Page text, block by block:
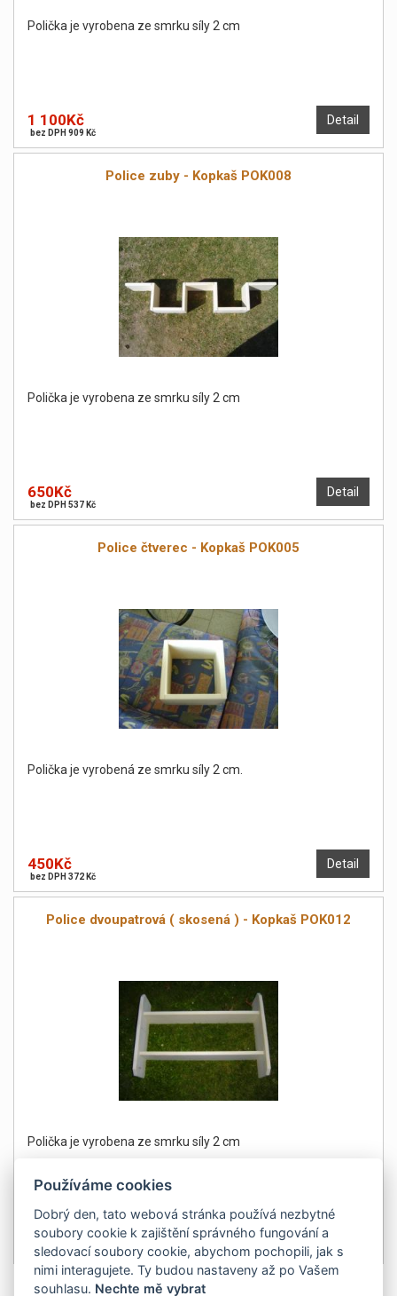
Polička je vyrobena ze smrku síly 2 cm
Detail
1 100Kč
bez DPH 909 Kč
Police zuby - Kopkaš POK008
Polička je vyrobena ze smrku síly 2 cm
Detail
650Kč
bez DPH 537 Kč
Police čtverec - Kopkaš POK005
Polička je vyrobená ze smrku síly 2 cm.
Detail
450Kč
bez DPH 372 Kč
Police dvoupatrová ( skosená ) - Kopkaš POK012
Polička je vyrobena ze smrku síly 2 cm
Detail
750Kč
bez DPH 620 Kč
Používáme cookies
Dobrý den, tato webová stránka používá nezbytné
soubory cookie k zajištění správného fungování a
sledovací soubory cookie, abychom pochopili, jak s
nimi interagujete. Ty budou nastaveny až po Vašem
souhlasu. Nechte mě vybrat